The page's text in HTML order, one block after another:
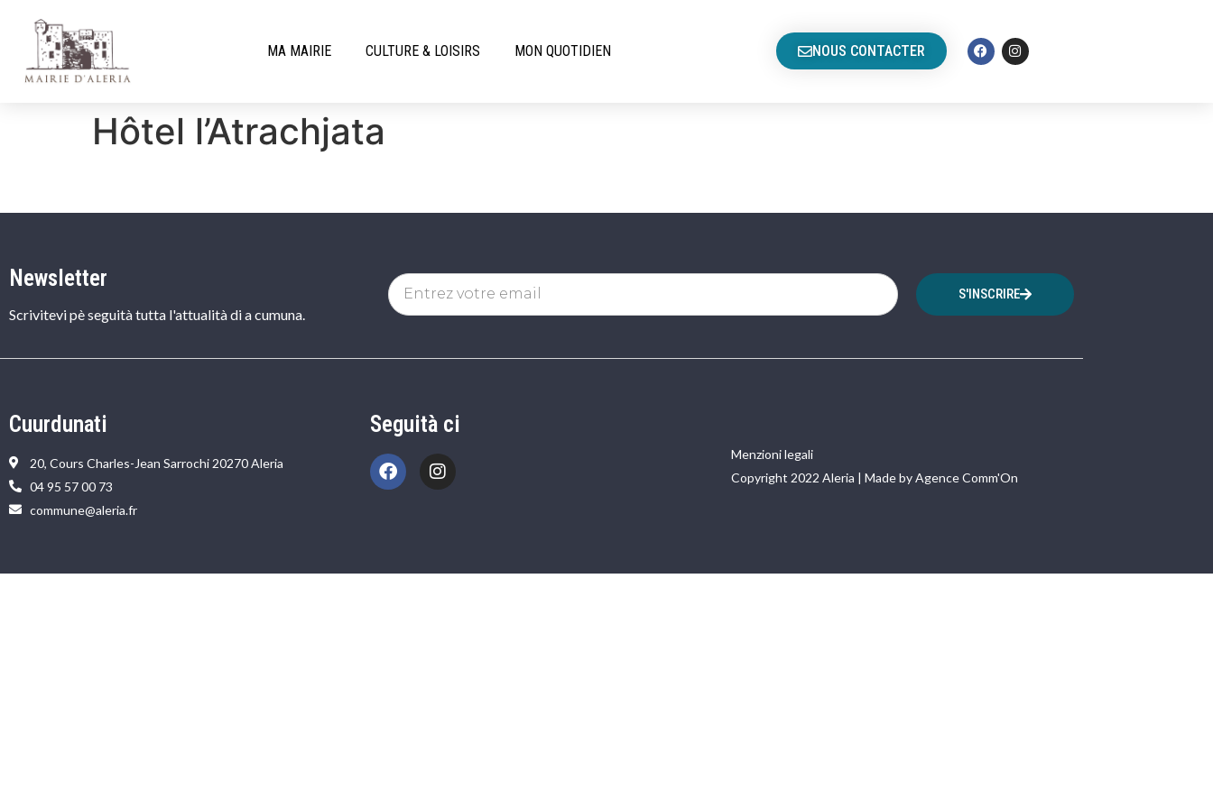
MA MAIRIE CULTURE & LOISIRS MON QUOTIDIEN NOUS CONTACTER
Hôtel l’Atrachjata
Newsletter
Scrivitevi pè seguità tutta l'attualità di a cumuna.
S'INSCRIRE
Cuurdunati
20, Cours Charles-Jean Sarrochi 20270 Aleria
04 95 57 00 73
commune@aleria.fr
Seguità ci
Menzioni legali
Copyright 2022 Aleria | Made by Agence Comm'On